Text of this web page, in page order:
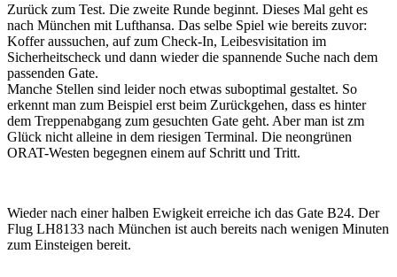
Zurück zum Test. Die zweite Runde beginnt. Dieses Mal geht es
nach München mit Lufthansa. Das selbe Spiel wie bereits zuvor:
Koffer aussuchen, auf zum Check-In, Leibesvisitation im
Sicherheitscheck und dann wieder die spannende Suche nach dem
passenden Gate.
Manche Stellen sind leider noch etwas suboptimal gestaltet. So
erkennt man zum Beispiel erst beim Zurückgehen, dass es hinter
dem Treppenabgang zum gesuchten Gate geht. Aber man ist zm
Glück nicht alleine in dem riesigen Terminal. Die neongrünen
ORAT-Westen begegnen einem auf Schritt und Tritt.
Wieder nach einer halben Ewigkeit erreiche ich das Gate B24. Der
Flug LH8133 nach München ist auch bereits nach wenigen Minuten
zum Einsteigen bereit.